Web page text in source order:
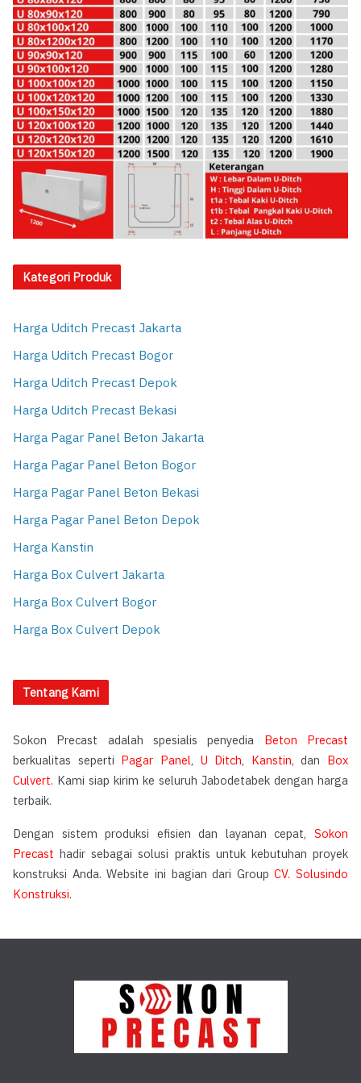
Kategori Produk
Harga Uditch Precast Jakarta
Harga Uditch Precast Bogor
Harga Uditch Precast Depok
Harga Uditch Precast Bekasi
Harga Pagar Panel Beton Jakarta
Harga Pagar Panel Beton Bogor
Harga Pagar Panel Beton Bekasi
Harga Pagar Panel Beton Depok
Harga Kanstin
Harga Box Culvert Jakarta
Harga Box Culvert Bogor
Harga Box Culvert Depok
Tentang Kami
Sokon Precast adalah spesialis penyedia Beton Precast
berkualitas seperti Pagar Panel, U Ditch, Kanstin, dan Box
Culvert. Kami siap kirim ke seluruh Jabodetabek dengan harga
terbaik.
Dengan sistem produksi efisien dan layanan cepat, Sokon
Precast hadir sebagai solusi praktis untuk kebutuhan proyek
konstruksi Anda. Website ini bagian dari GroupCV. Solusindo
Konstruksi.